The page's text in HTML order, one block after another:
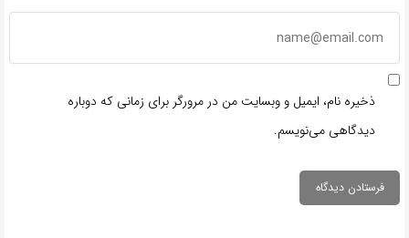
ذخیره نام، ایمیل و وبسایت من در مرورگر برای زمانی که دوباره
دیدگاهی می‌نویسم.